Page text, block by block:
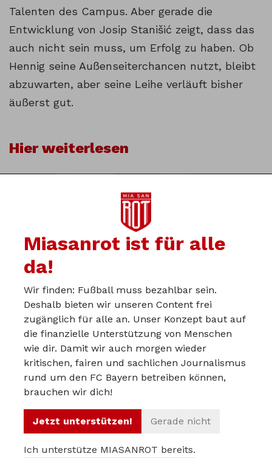
Talenten des Campus. Aber gerade die
Entwicklung von Josip Stanišić zeigt, dass das
auch nicht sein muss, um Erfolg zu haben. Ob
Hennig seine Außenseiterchancen nutzt, bleibt
abzuwarten, aber seine Leihe verläuft bisher
äußerst gut.
Hier weiterlesen
Haben diese aussortierten Stars doch
noch eine Zukunft beim FC Bayern?
Miasanrot ist für alle
da!
Wir finden: Fußball muss bezahlbar sein.
Deshalb bieten wir unseren Content frei
zugänglich für alle an. Unser Konzept baut auf
die finanzielle Unterstützung von Menschen
wie dir. Damit wir auch morgen wieder
kritischen, fairen und sachlichen Journalismus
rund um den FC Bayern betreiben können,
brauchen wir dich!
Jetzt unterstützen! Gerade nicht
Ich unterstütze MIASANROT bereits.